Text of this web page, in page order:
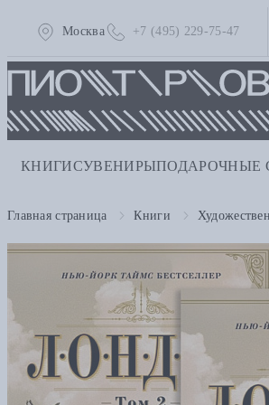
Москва +7 (495) 229-75-47
КНИГИСУВЕНИРЫПОДАРОЧНЫЕ
Главная страница Книги